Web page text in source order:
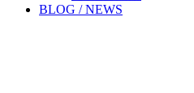
BLOG / NEWS